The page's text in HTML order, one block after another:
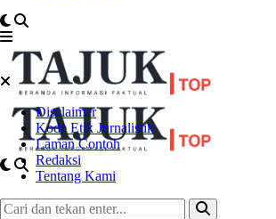
Disclaimer
Kode Etik Jurnalistik
Laman Contoh
Redaksi
Tentang Kami